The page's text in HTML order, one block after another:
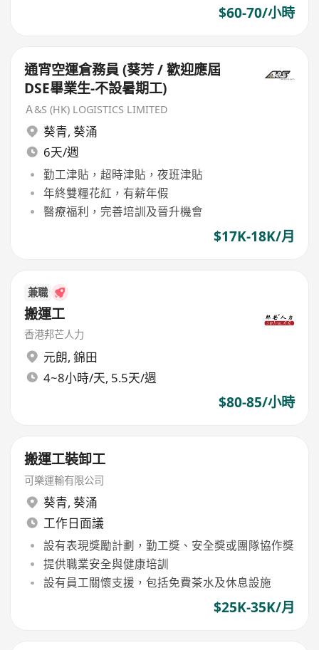
$60-70/小時
通宵空運倉務員 (葵芳 / 歡迎應屆
DSE畢業生-不設暑期工)
Ａ&S (HK) LOGISTICS LIMITED
葵青, 葵涌
6天/週
勤工津貼，超時津貼，夜班津貼
年終雙糧花紅，有薪年假
醫療福利，完善培訓及晉升機會
$17K-18K/月
兼職
搬運工
香港邦芒人力
元朗, 錦田
4~8小時/天, 5.5天/週
$80-85/小時
搬運工裝卸工
可樂運輸有限公司
葵青, 葵涌
工作日面議
設有表現獎勵計劃，勤工獎、安全獎或團隊協作獎
提供職業安全與健康培訓
設有員工關懷支援，包括免費茶水及休息設施
$25K-35K/月